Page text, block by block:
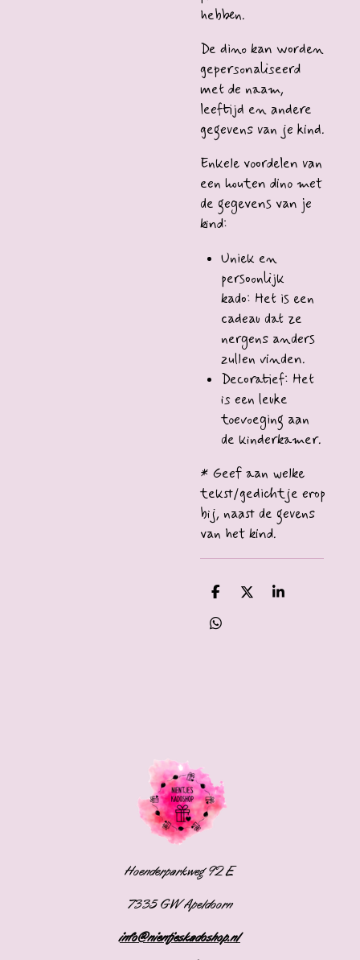
hebben.
De dino kan worden
gepersonaliseerd
met de naam,
leeftijd en andere
gegevens van je kind.
Enkele voordelen van
een houten dino met
de gegevens van je
kind:
Uniek en
persoonlijk
kado: Het is een
cadeau dat ze
nergens anders
zullen vinden.
Decoratief: Het
is een leuke
toevoeging aan
de kinderkamer.
* Geef aan welke
tekst/gedichtje erop
bij, naast de gevens
van het kind.
D
l
D
S
D
Hoenderparkweg 92 E
7335 GW Apeldoorn
info@nientjeskadoshop.nl